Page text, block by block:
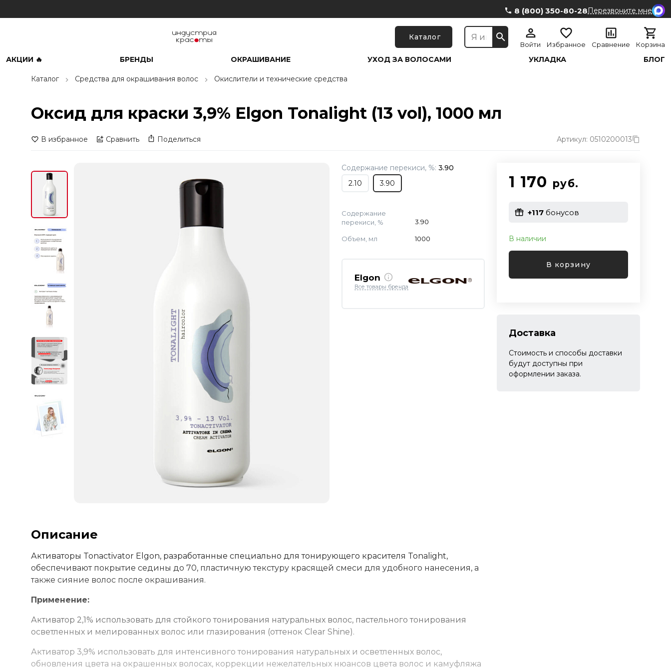
8 (800) 350-80-28Перезвоните мне
Каталог
Войти Избранное Сравнение Корзина
АКЦИИ 🔥 БРЕНДЫ ОКРАШИВАНИЕ УХОД ЗА ВОЛОСАМИ УКЛАДКА БЛОГ
Каталог Средства для окрашивания волос Окислители и технические средства
Оксид для краски 3,9% Elgon Tonalight (13 vol), 1000 мл
В избранное Сравнить Поделиться Артикул: 0510200013
Содержание перекиси, %: 3.90
2.10
3.90
Содержание
перекиси, %
3.90
Объем, мл 1000
Elgon
Все товары бренда
1 170 руб.
+117бонусов
В наличии
В корзину
Доставка
Стоимость и способы доставки
будут доступны при
оформлении заказа.
Описание
Активаторы Tonactivator Elgon, разработанные специально для тонирующего красителя Tonalight,
обеспечивают покрытие седины до 70, пластичную текстуру красящей смеси для удобного нанесения, а
также сияние волос после окрашивания.
Применение:
Активатор 2,1% использовать для стойкого тонирования натуральных волос, пастельного тонирования
осветленных и мелированных волос или глазирования (оттенок Clear Shine).
Активатор 3,9% использовать для интенсивного тонирования натуральных и осветленных волос,
обновления цвета на окрашенных волосах, коррекции нежелательных нюансов цвета волос и камуфляжа